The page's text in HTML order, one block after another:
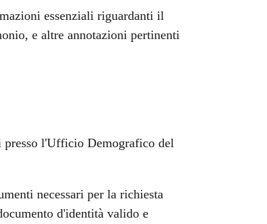
essenziali riguardanti il
e altre annotazioni pertinenti
presso l'Ufficio Demografico del
necessari per la richiesta
d'identità valido e